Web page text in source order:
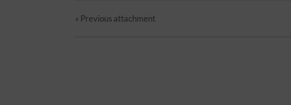
« Previousattachment